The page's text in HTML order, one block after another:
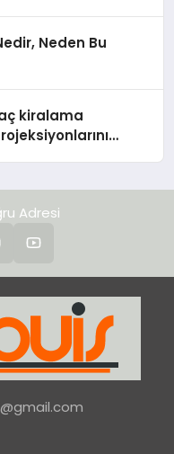
Neden Bu
kiralama
Adresi